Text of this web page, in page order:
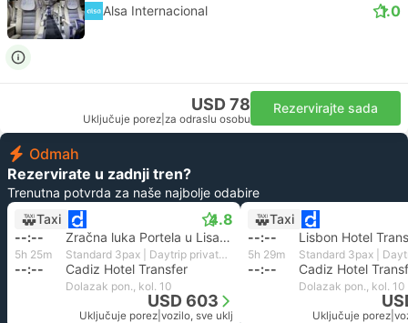
Alsa Internacional 1.0
USD 78
Uključuje porez za odraslu osobu
Rezervirajte sada
Odmah
Rezervirate u zadnji tren?
Trenutna potvrda za naše najbolje odabire
Taxi
4.8
--:-- Zračna luka Portela u Lisabonu
5h 25m Standard 3pax | Daytrip private transfer with English speaking driver
--:-- Cadiz Hotel Transfer
Dolazak pon., kol. 10
USD 603
Uključuje porez vozilo, sve uklj
Taxi
--:--
Lisbon Hotel
5h 29m
--:-- Cadiz Hotel
Dolazak pon., kol. 10
Uključuje porez